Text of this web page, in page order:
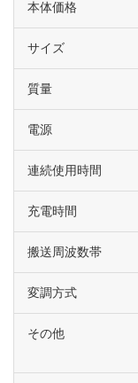
本体価格
サイズ
質量
電源
連続使用時間
充電時間
搬送周波数帯
変調方式
その他